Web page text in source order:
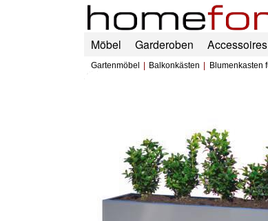
Möbel Garderoben Accessoires
Gartenmöbel Balkonkästen Blumenkasten